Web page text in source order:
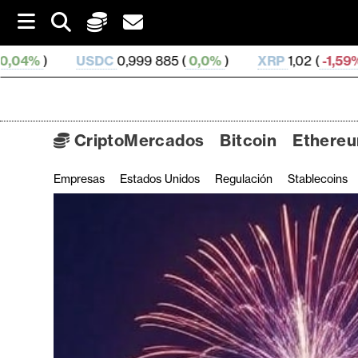
i
p
t
885 (0,0%) XRP1,02 (-1,59%) SOL72,63 (-
C
CriptoMercados Bitcoin
Empresas Estados Unidos Regulación Stablecoins